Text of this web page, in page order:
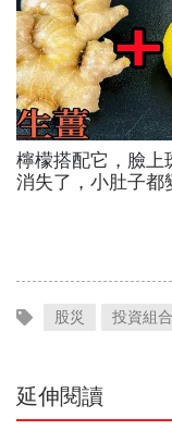
檸檬搭配它，臉上
消失了，小肚子都
股災 投資組合
延伸閱讀